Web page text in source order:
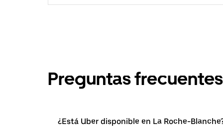
Preguntas frecuentes
¿Está Uber disponible en La Roche-